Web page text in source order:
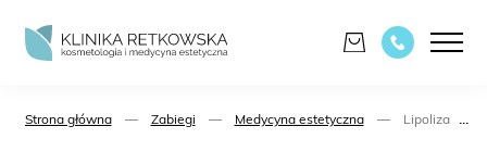
Strona główna — Zabiegi — Medycyna estetyczna — Lipoliza -...